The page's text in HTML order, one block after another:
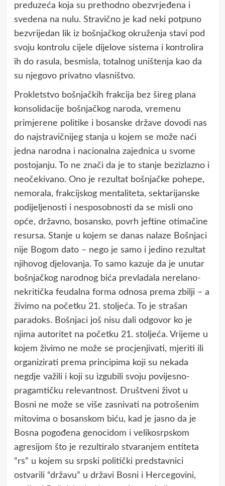
preduzeća koja su prethodno obezvrjeđena i
svedena na nulu. Stravično je kad neki potpuno
bezvrijedan lik iz bošnjačkog okruženja stavi pod
svoju kontrolu cijele dijelove sistema i kontrolira
ih do rasula, besmisla, totalnog uništenja kao da
su njegovo privatno vlasništvo.
Prokletstvo bošnjačkih frakcija bez šireg plana
konsolidacije bošnjačkog naroda, vremenu
primjerene politike i bosanske države dovodi nas
do najstravičnijeg stanja u kojem se može naći
jedna narodna i nacionalna zajednica u svome
postojanju. To ne znači da je to stanje bezizlazno i
neočekivano. Ono je rezultat bošnjačke pohepe,
nemorala, frakcijskog mentaliteta, sektarijanske
podijeljenosti i nesposobnosti da se misli ono
opće, državno, bosansko, povrh jeftine otimačine
resursa. Stanje u kojem se danas nalaze Bošnjaci
nije Bogom dato – nego je samo i jedino rezultat
njihovog djelovanja. To samo kazuje da je unutar
bošnjačkog narodnog bića prevladala nerelano-
nekritička feudalna forma odnosa prema zbilji – a
živimo na početku 21. stoljeća. To je strašan
paradoks. Bošnjaci još nisu dali odgovor ko je
njima autoritet na početku 21. stoljeća. Vrijeme u
kojem živimo ne može se procjenjivati, mjeriti ili
organizirati prema principima koji su nekada
negdje važili i koji su izgubili svoju povijesno-
pragamtičku relevantnost. Društveni život u
Bosni ne može se više zasnivati na potrošenim
mitovima o bosanskom biću, kad je jasno da je
Bosna pogođena genocidom i velikosrpskom
agresijom što je rezultiralo stvaranjem entiteta
“rs” u kojem su srpski politički predstavnici
ostvarili “državu” u državi Bosni i Hercegovini,